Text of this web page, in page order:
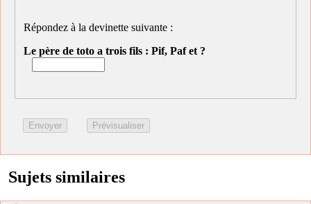
Répondez à la devinette suivante :
Le père de toto a trois fils : Pif, Paf et ?
Sujets similaires